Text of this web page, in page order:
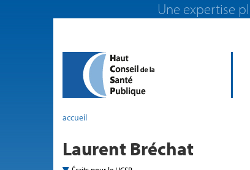
Une expertise
accueil
Laurent Bréchat